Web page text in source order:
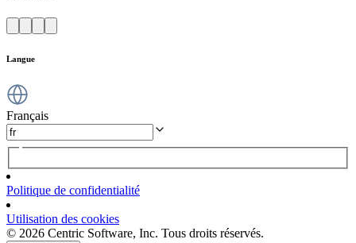
Langue
Français
Politique de confidentialité
Utilisation des cookies
© 2026 Centric Software, Inc. Tous droits réservés.